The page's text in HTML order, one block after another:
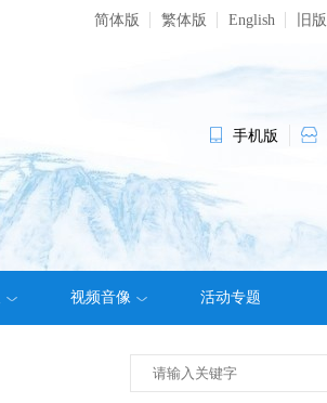
简体版 繁体版 English 旧版
手机版
视频音像 活动专题